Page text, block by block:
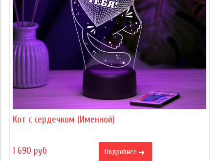
Кот с сердечком (Именной)
1 690 руб Подробнее